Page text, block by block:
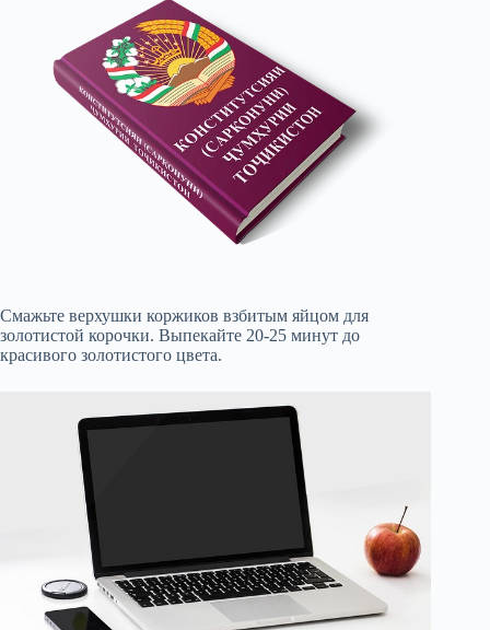
Смажьте верхушки коржиков взбитым яйцом для
золотистой корочки. Выпекайте 20-25 минут до
красивого золотистого цвета.